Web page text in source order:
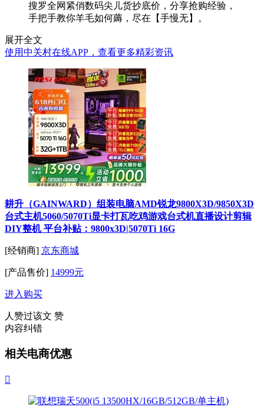
搜罗全网紧俏数码尖儿货抄底价，分享抢购经验，
手把手教你羊毛如何薅，尽在【手慢无】。
展开全文
使用中关村在线APP，查看更多精彩资讯
耕升（GAINWARD）组装电脑AMD锐龙9800X3D/9850X3D
台式主机5060/5070Ti显卡打瓦吃鸡游戏台式机直播设计剪辑
DIY整机 平台补贴：9800x3D|5070Ti 16G
[经销商] 京东商城
[产品售价] 14999元
进入购买
人赞过该文 赞
内容纠错
相关电商优惠
